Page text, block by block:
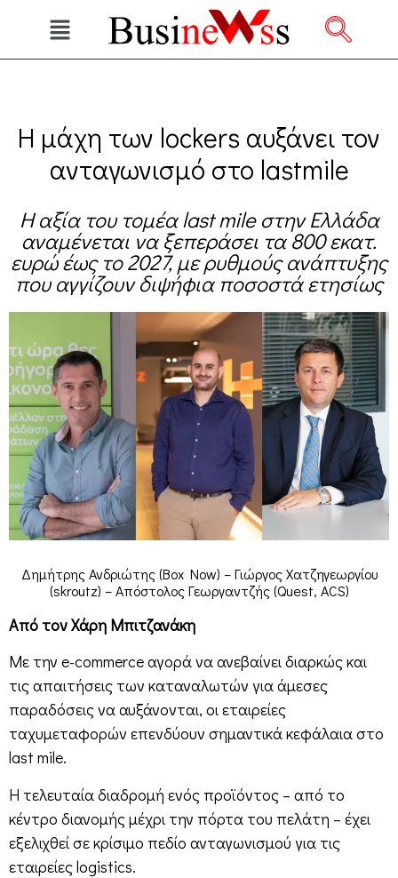
Η μάχη των lockers αυξάνει τον
ανταγωνισμό στο lastmile
H αξία του τομέα last mile στην Ελλάδα
αναμένεται να ξεπεράσει τα 800 εκατ.
ευρώ έως το 2027, με ρυθμούς ανάπτυξης
που αγγίζουν διψήφια ποσοστά ετησίως
Δημήτρης Ανδριώτης (Box Now) – Γιώργος Χατζηγεωργίου
(skroutz) – Απόστολος Γεωργαντζής (Quest, ACS)
Από τον Χάρη Μπιτζανάκη
Με την e-commerce αγορά να ανεβαίνει διαρκώς και
τις απαιτήσεις των καταναλωτών για άμεσες
παραδόσεις να αυξάνονται, οι εταιρείες
ταχυμεταφορών επενδύουν σημαντικά κεφάλαια στο
last mile.
Η τελευταία διαδρομή ενός προϊόντος – από το
κέντρο διανομής μέχρι την πόρτα του πελάτη – έχει
εξελιχθεί σε κρίσιμο πεδίο ανταγωνισμού για τις
εταιρείες logistics.